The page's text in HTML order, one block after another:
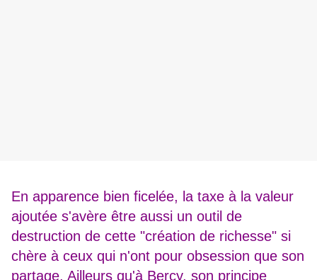
En apparence bien ficelée, la taxe à la valeur
ajoutée s'avère être aussi un outil de
destruction de cette "création de richesse" si
chère à ceux qui n'ont pour obsession que son
partage. Ailleurs qu'à Bercy, son principe